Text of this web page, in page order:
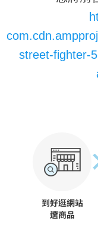
street-fighter-